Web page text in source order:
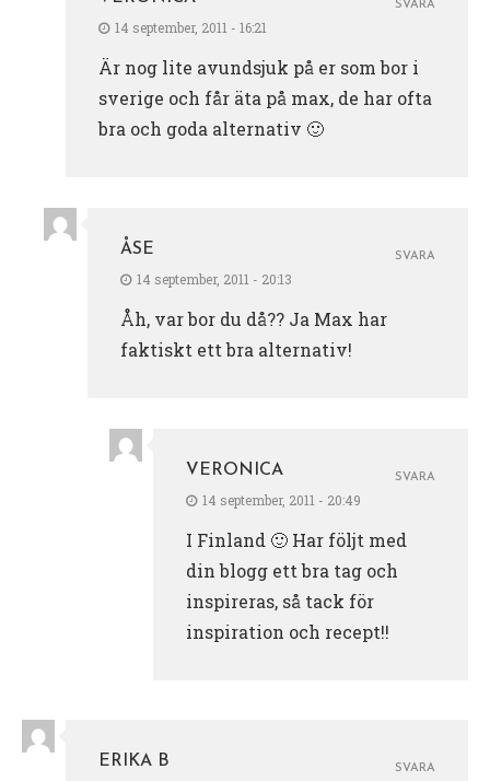
14 september, 2011 - 16:21
Är nog lite avundsjuk på er som bor i
sverige och får äta på max, de har ofta
bra och goda alternativ 🙂
SVARA
ÅSE
14 september, 2011 - 20:13
Åh, var bor du då?? Ja Max har
faktiskt ett bra alternativ!
SVARA
VERONICA
14 september, 2011 - 20:49
I Finland 🙂 Har följt med
din blogg ett bra tag och
inspireras, så tack för
inspiration och recept!!
SVARA
ERIKA B
SVARA